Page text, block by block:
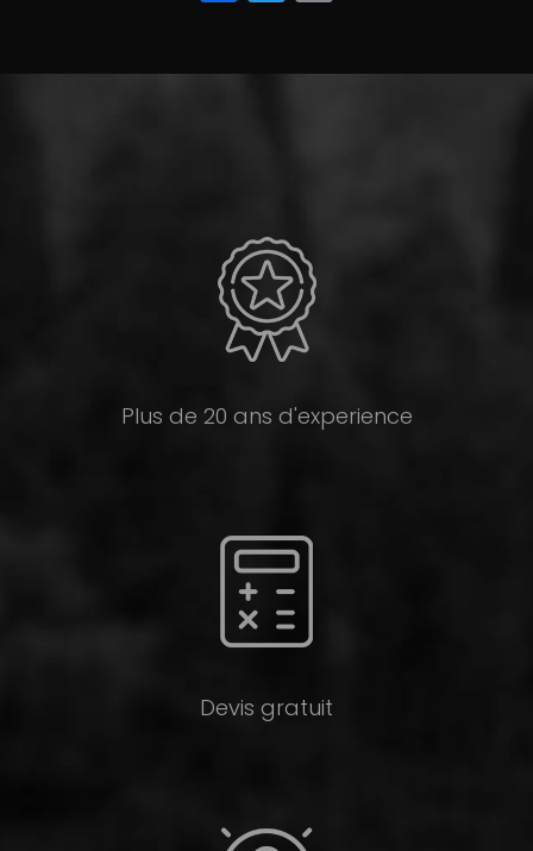
Plus de 20 ans d'experience
Devis gratuit